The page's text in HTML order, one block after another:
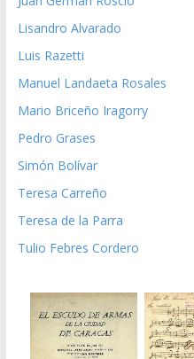
Lisandro Alvarado
Luis Razetti
Manuel Landaeta Rosales
Mario Briceño Iragorry
Pedro Grases
Simón Bolívar
Teresa Carreño
Teresa de la Parra
Tulio Febres Cordero